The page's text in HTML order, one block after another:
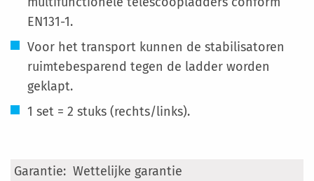
EN131-1.
Voor het transport kunnen de stabilisatoren
ruimtebesparend tegen de ladder worden
geklapt.
1 set = 2 stuks (rechts/links).
Meer
Wettelijke garantie